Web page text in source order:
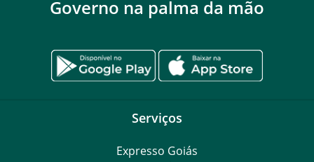
Governo na palma da mão
Serviços
Expresso Goiás